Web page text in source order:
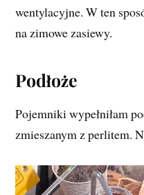
wentylacyjne. W ten
na zimowe zasiewy.
Podłoże
Pojemniki wypełniłam
zmieszanym z perlitem.